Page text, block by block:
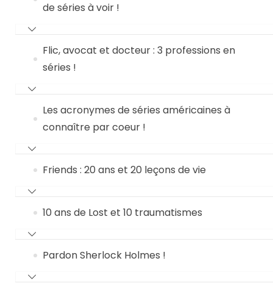
de séries à voir !
Flic, avocat et docteur : 3 professions en
séries !
Les acronymes de séries américaines à
connaître par coeur !
Friends : 20 ans et 20 leçons de vie
10 ans de Lost et 10 traumatismes
Pardon Sherlock Holmes !